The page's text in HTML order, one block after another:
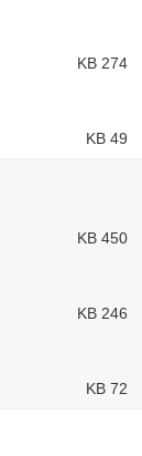
274 KB
49 KB
450 KB
246 KB
72 KB